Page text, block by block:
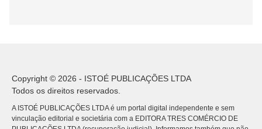
Copyright © 2026 - ISTOÉ PUBLICAÇÕES LTDA
Todos os direitos reservados.
A ISTOÉ PUBLICAÇÕES LTDA é um portal digital independente e sem
vinculação editorial e societária com a EDITORA TRES COMÉRCIO DE